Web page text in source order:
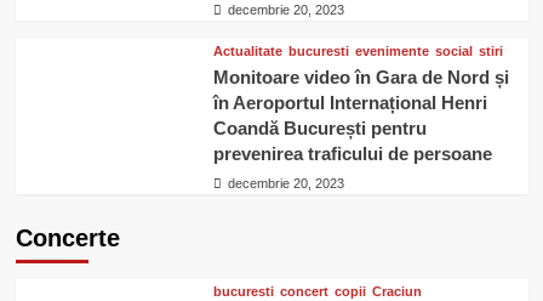
decembrie 20, 2023
Actualitate bucuresti evenimente social stiri
Monitoare video în Gara de Nord și
în Aeroportul Internațional Henri
Coandă București pentru
prevenirea traficului de persoane
decembrie 20, 2023
Concerte
bucuresti concert copii Craciun